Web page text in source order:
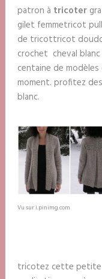
patron à tricoter
gilet femmetricot
de tricottricot
crochet cheval
centaine de
moment. profitez
blanc.
Vu sur i.pinimg.com
tricotez cette petite